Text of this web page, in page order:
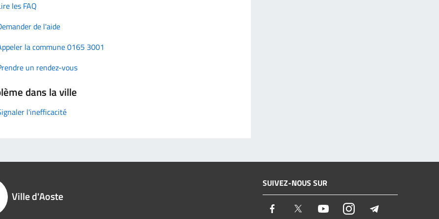
les FAQ
de l'aide
la commune 0165 3001
un rendez-vous
dans la ville
l'inefficacité
Ville d'Aoste
SUIVEZ-NOUS SUR
Facebook Twitter YoutubeInstagram